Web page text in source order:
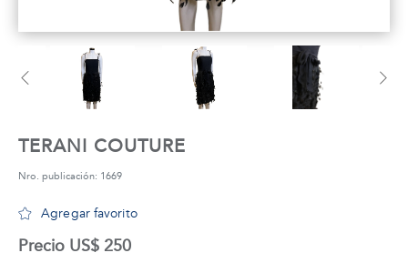
TERANI COUTURE
Nro. publicación: 1669
Agregar favorito
Precio US$ 250